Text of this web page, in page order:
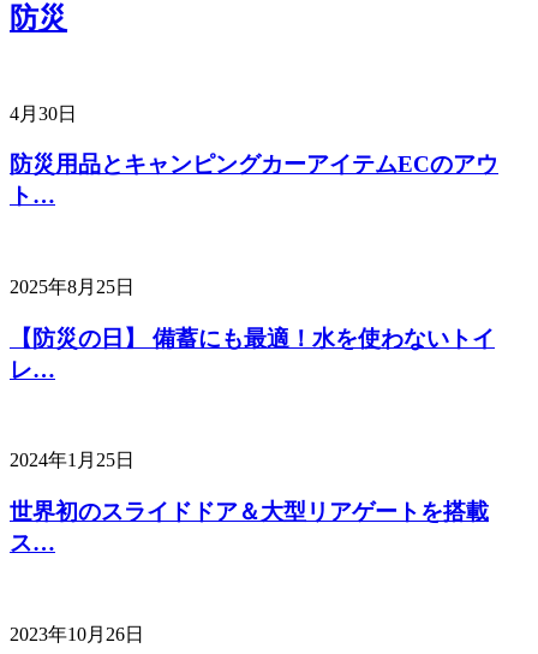
防災
4月30日
防災用品とキャンピングカーアイテムECのアウ
ト…
2025年8月25日
【防災の日】 備蓄にも最適！水を使わないトイ
レ…
2024年1月25日
世界初のスライドドア＆大型リアゲートを搭載
ス…
2023年10月26日